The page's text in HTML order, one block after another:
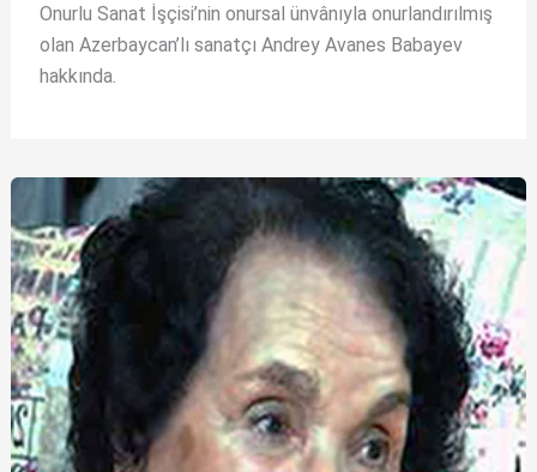
Onurlu Sanat İşçisi’nin onursal ünvânıyla onurlandırılmış
olan Azerbaycan’lı sanatçı Andrey Avanes Babayev
hakkında.